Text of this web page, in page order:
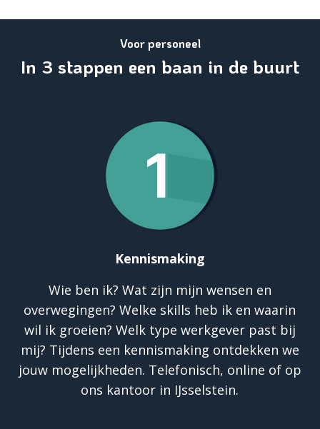
Voor personeel
In 3 stappen een baan in de buurt
Kennismaking
Wie ben ik? Wat zijn mijn wensen en
overwegingen? Welke skills heb ik en waarin
wil ik groeien? Welk type werkgever past bij
mij? Tijdens een kennismaking ontdekken we
jouw mogelijkheden. Telefonisch, online of op
ons kantoor in IJsselstein.